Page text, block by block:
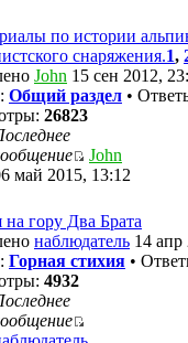
по истории
снаряжения.1,
John 15 сен 2012,
Общий раздел •
26823
John
май 2015, 13:12
на гору Два Брата
наблюдатель 14 апр
Горная стихия •
4932